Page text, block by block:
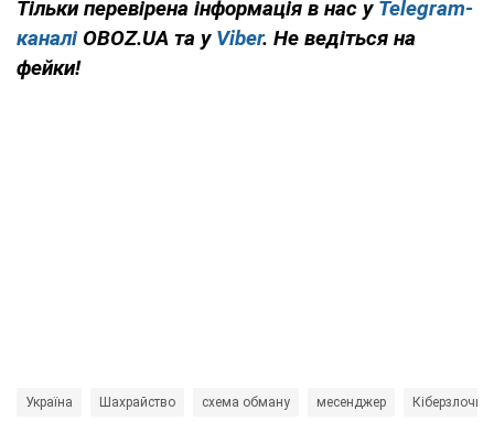
Тільки перевірена інформація в нас у Telegram-
каналі OBOZ.UA та у Viber. Не ведіться на
фейки!
Україна Шахрайство схема обману месенджер